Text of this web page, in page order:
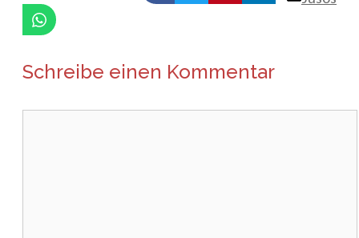
Schreibe einen Kommentar